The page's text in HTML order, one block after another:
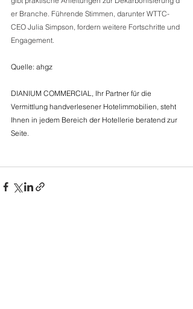
er Branche. Führende Stimmen, darunter WTTC-
CEO Julia Simpson, fordern weitere Fortschritte und
Engagement.
Quelle: ahgz
DIANIUM COMMERCIAL, Ihr Partner für die
Vermittlung handverlesener Hotelimmobilien, steht
Ihnen in jedem Bereich der Hotellerie beratend zur
Seite.